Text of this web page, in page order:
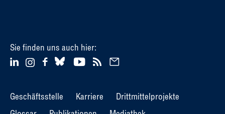
Sie finden uns auch hier:
Geschäftsstelle Karriere
Drittmittelprojekte